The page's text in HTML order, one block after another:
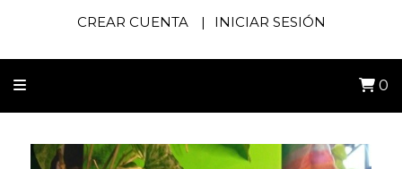
CREAR CUENTA INICIAR SESIÓN
0